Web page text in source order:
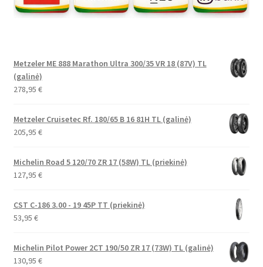
Metzeler ME 888 Marathon Ultra 300/35 VR 18 (87V) TL
(galinė)
278,95 €
Metzeler Cruisetec Rf. 180/65 B 16 81H TL (galinė)
205,95 €
Michelin Road 5 120/70 ZR 17 (58W) TL (priekinė)
127,95 €
CST C-186 3.00 - 19 45P TT (priekinė)
53,95 €
Michelin Pilot Power 2CT 190/50 ZR 17 (73W) TL (galinė)
130,95 €